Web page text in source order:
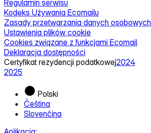
Regulamin serwisu
Kodeks Używania Ecomailu
Zasady przetwarzania danych osobowych
Ustawienia plików cookie
Cookies związane z funkcjami Ecomail
Deklaracja dostępności
Certyfikat rezydencji podatkowej2024
2025
Polski
Čeština
Slovenčina